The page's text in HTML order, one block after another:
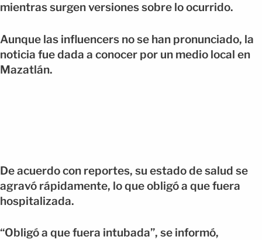
mientras surgen versiones sobre lo ocurrido.
Aunque las influencers no se han pronunciado, la
noticia fue dada a conocer por un medio local en
Mazatlán.
De acuerdo con reportes, su estado de salud se
agravó rápidamente, lo que obligó a que fuera
hospitalizada.
“Obligó a que fuera intubada”, se informó,